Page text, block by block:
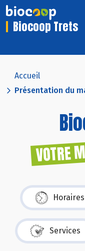
Biocoop Trets
Accueil
Présentation du
VOTRE
Horaires
Services